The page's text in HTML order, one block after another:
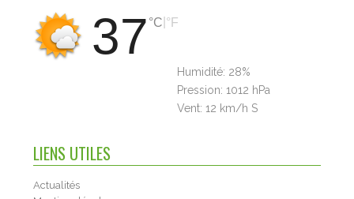
37 °C °F
Humidité: 28%
Pression: 1012 hPa
Vent: 12 km/h S
LIENS UTILES
Actualités